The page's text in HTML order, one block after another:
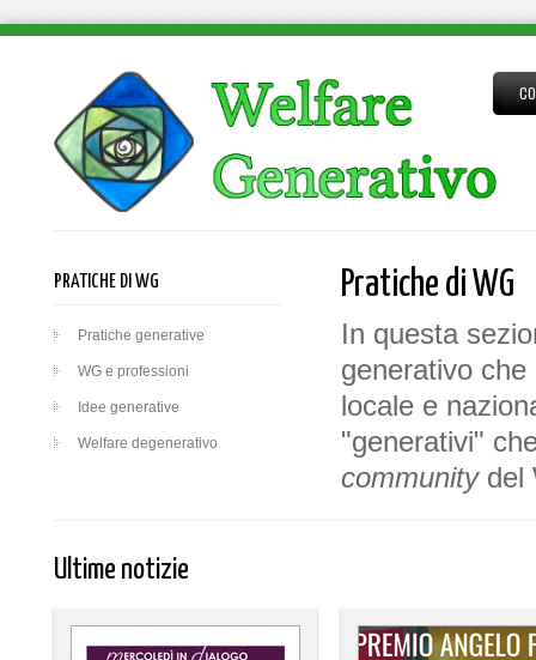
PRATICHE DI WG
Pratiche generative
WG e professioni
Idee generative
Welfare degenerativo
Pratiche di WG
In questa
generativo
locale e
"generativi"
communitydel
Ultime notizie